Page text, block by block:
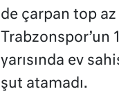
de çarpan top
yarısında ev
şut atamadı.